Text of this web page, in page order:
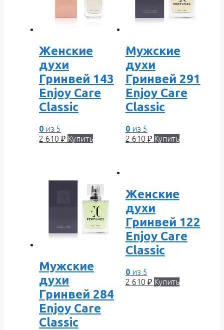
Женские
духи
Гринвей 143
Enjoy Care
Classic
0 из 5
2 610 ₽ Купить
Мужские
духи
Гринвей 291
Enjoy Care
Classic
0из 5
2 610 ₽ Купить
Мужские
духи
Гринвей 284
Enjoy Care
Classic
Женские
духи
Гринвей 122
Enjoy Care
Classic
0из 5
2 610 ₽ Купить